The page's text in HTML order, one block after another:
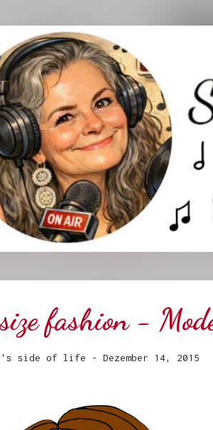
fashion -
side of life - Dezember 14, 2015